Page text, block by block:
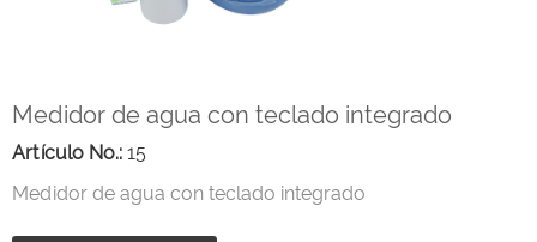
Medidor de agua con teclado integrado
Artículo No.: 15
Medidor de agua con teclado integrado